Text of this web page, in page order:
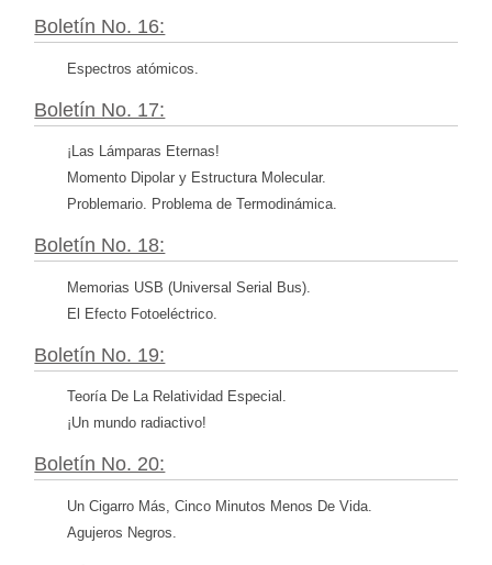
Boletín No. 16:
Espectros atómicos.
Boletín No. 17:
¡Las Lámparas Eternas!
Momento Dipolar y Estructura Molecular.
Problemario. Problema de Termodinámica.
Boletín No. 18:
Memorias USB (Universal Serial Bus).
El Efecto Fotoeléctrico.
Boletín No. 19:
Teoría De La Relatividad Especial.
¡Un mundo radiactivo!
Boletín No. 20:
Un Cigarro Más, Cinco Minutos Menos De Vida.
Agujeros Negros.